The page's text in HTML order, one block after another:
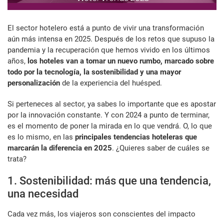
El sector hotelero está a punto de vivir una transformación
aún más intensa en 2025. Después de los retos que supuso la
pandemia y la recuperación que hemos vivido en los últimos
años, los hoteles van a tomar un nuevo rumbo, marcado sobre
todo por la tecnología, la sostenibilidad y una mayor
personalización de la experiencia del huésped.
Si perteneces al sector, ya sabes lo importante que es apostar
por la innovación constante. Y con 2024 a punto de terminar,
es el momento de poner la mirada en lo que vendrá. O, lo que
es lo mismo, en las principales tendencias hoteleras que
marcarán la diferencia en 2025. ¿Quieres saber de cuáles se
trata?
1. Sostenibilidad: más que una tendencia,
una necesidad
Cada vez más, los viajeros son conscientes del impacto